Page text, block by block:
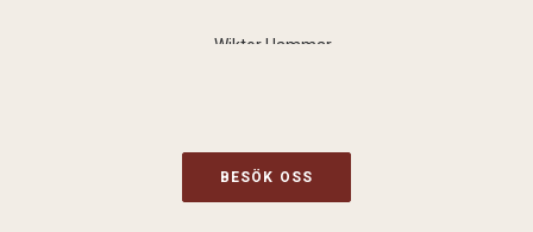
Wiktor Hammar
BESÖK OSS